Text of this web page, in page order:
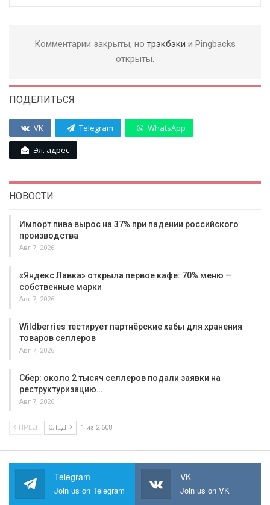
Комментарии закрыты, но трэкбэки и Pingbacks
открыты.
ПОДЕЛИТЬСЯ
VK Telegram WhatsApp
Эл. адрес
НОВОСТИ
Импорт пива вырос на 37% при падении российского
производства
Авг 7, 2026
«Яндекс Лавка» открыла первое кафе: 70% меню —
собственные марки
Авг 7, 2026
Wildberries тестирует партнёрские хабы для хранения
товаров селлеров
Авг 7, 2026
Сбер: около 2 тысяч селлеров подали заявки на
реструктуризацию…
Авг 7, 2026
ПРЕД СЛЕД 1 из 2 608
Telegram
Join us on Telegram
VK
Join us on VK